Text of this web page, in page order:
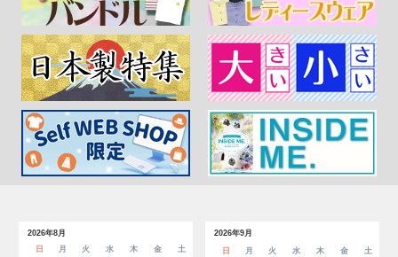
2026年8月
日
月 火 水 木 金
土
2026年9月
日
月 火 水 木 金
土